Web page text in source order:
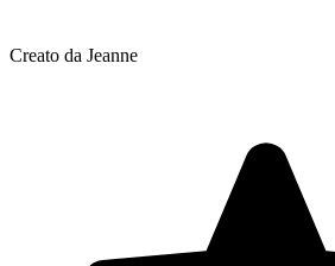
Creato da Jeanne